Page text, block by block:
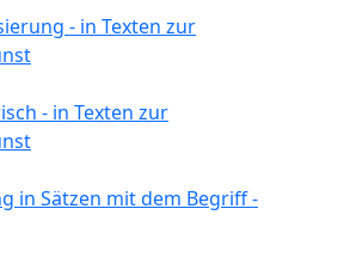
- in Texten zur
- in Texten zur
in Sätzen mit dem Begriff -